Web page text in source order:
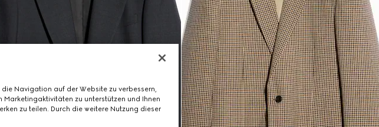
Navigation auf der Website zu verbessern,
Marketingaktivitäten zu unterstützen und Ihnen
zu teilen. Durch die weitere Nutzung dieser